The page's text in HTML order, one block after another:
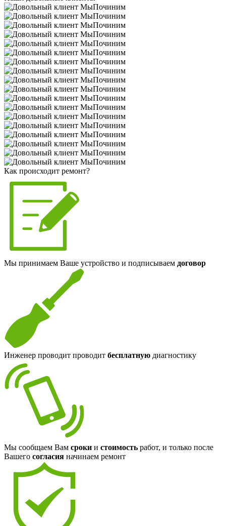
Как происходит ремонт?
Мы принимаем Ваше устройство и подписываем договор
Инженер проводит проводит бесплатную диагностику
Мы сообщаем Вам сроки и стоимость работ, и только после
Вашего согласия начинаем ремонт